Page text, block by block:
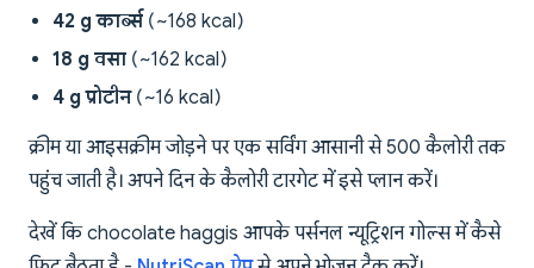
42 g कार्ब्स (~168 kcal)
18 g वसा (~162 kcal)
4 g प्रोटीन(~16 kcal)
क्रीम या आइसक्रीम जोड़ने पर एक सर्विंग आसानी से 500 कैलोरी तक
पहुंच जाती है। अपने दिन के कैलोरी टारगेट में इसे प्लान करें।
देखें कि chocolate haggis आपके पर्सनल न्यूट्रिशन गोल्स में कैसे